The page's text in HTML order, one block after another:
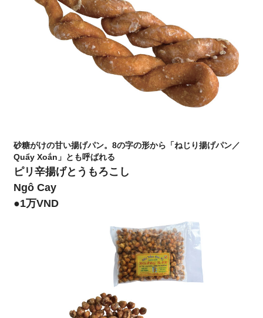
砂糖がけの甘い揚げパン。8の字の形から「ねじり揚げパン／
Quẩy Xoắn」とも呼ばれる
ピリ辛揚げとうもろこし
Ngô Cay
●1万VND